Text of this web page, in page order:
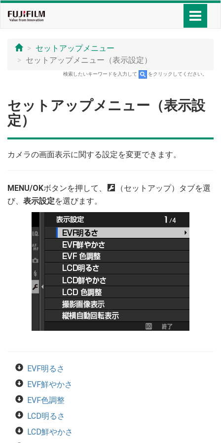
セットアップメニュー
セットアップメニュー（表示設定）
検索したいキーワードを入力して をクリックしてください。
セットアップメニュー（表示設
定）
カメラの画面表示に関する設定を変更できます。
MENU/OKボタンを押して、 D
（セットアップ）タブを選
び、 表示設定を選びます。
EVF明るさ
EVF鮮やかさ
EVF色調整
LCD明るさ
LCD鮮やかさ